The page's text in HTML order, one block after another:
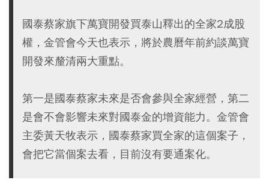
國泰蔡家旗下萬寶開發買泰山釋出的全家2成股
權，金管會今天也表示，將於農曆年前約談萬寶
開發來釐清兩大重點。
第一是國泰蔡家未來是否會參與全家經營，第二
是會不會影響未來對國泰金的增資能力。金管會
主委黃天牧表示，國泰蔡家買全家的這個案子，
會把它當個案去看，目前沒有要通案化。